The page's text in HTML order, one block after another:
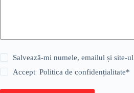
Salvează-mi numele, emailul și site-
AcceptPolitica de confidențialitate*